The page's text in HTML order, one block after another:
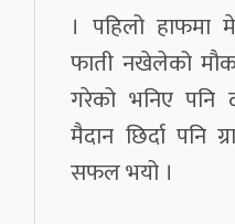
। पहिलो हाफमा
फाती नखेलेको
गरेको भनिए पनि
मैदान छिर्दा पनि
सफल भयो ।